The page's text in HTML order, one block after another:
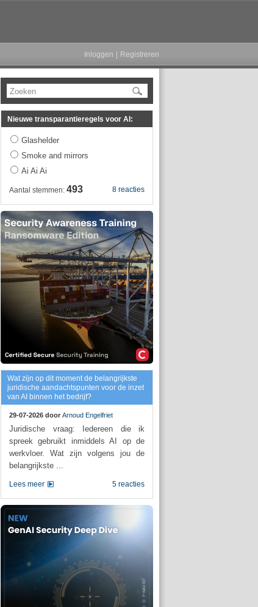
Inloggen Registreren
Zoeken
Nieuwe transparantieregels voor AI:
Glashelder
Smoke and mirrors
Ai Ai Ai
8 reacties
Aantal stemmen: 493
Wat zijn op dit moment de belangrijkste
juridische aandachtspunten voor de inzet
van AI binnen het bedrijf?
29-07-2026 door Arnoud Engelfriet
Juridische vraag: Iedereen die ik
spreek gebruikt inmiddels AI op de
werkvloer. Wat zijn volgens jou de
belangrijkste ...
5 reacties
Lees meer